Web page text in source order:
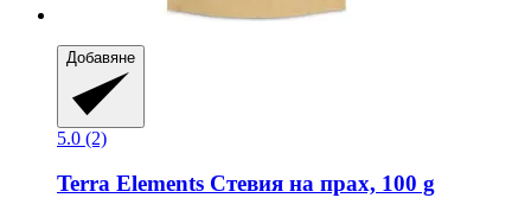
Добавяне
5.0 (2)
Terra Elements Стевия на прах, 100 g